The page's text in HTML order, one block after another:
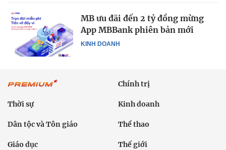
KINH DOANH
MB ưu đãi đến 2 tỷ đồng mừng
App MBBank phiên bản mới
Chính trị
Thời sự Kinh doanh
Dân tộc và Tôn giáo Thể thao
Giáo dục Thế giới